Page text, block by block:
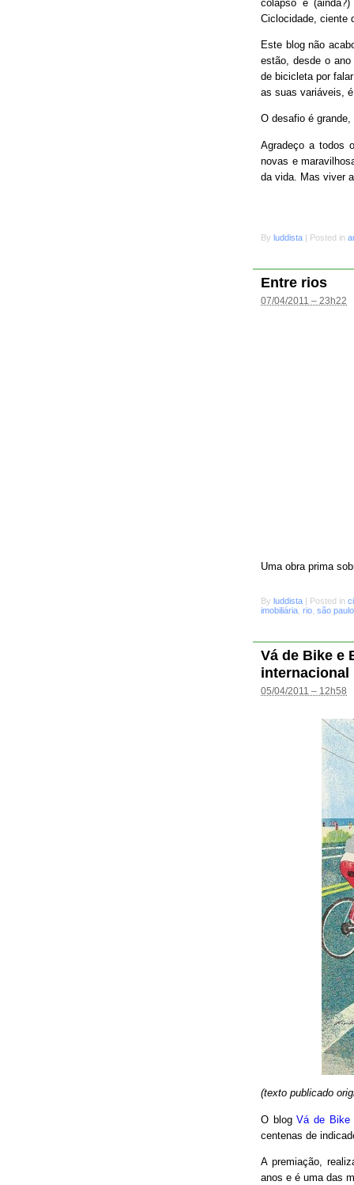
colapso e
Ciclocidade, ciente
Este blog não
estão, desde o ano
de bicicleta por
as suas variáveis,
O desafio é
Agradeço a todos
novas e
da vida. Mas viver
By luddista | Posted in
Entre rios
07/04/2011 – 23h22
Uma obra prima
By luddista | Posted in
imobiliária rio são paulo
Vá de Bike e
internacional
05/04/2011 – 12h58
(texto publicado
O blogVá de Bike
centenas de
A premiação,
anos e é uma das